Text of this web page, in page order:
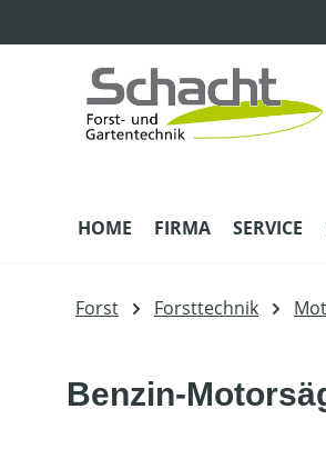
HOME FIRMA SERVICE
Forst Forsttechnik
Benzin-